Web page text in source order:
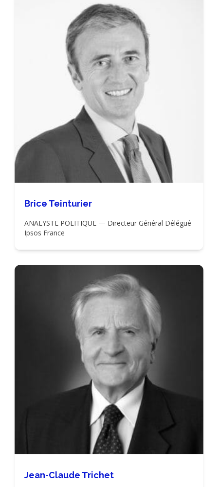
Brice Teinturier
ANALYSTE POLITIQUE — Directeur Général Délégué
Ipsos France
Jean-Claude Trichet